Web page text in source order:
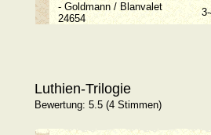
- Goldmann / Blanvalet
24654
Luthien-Trilogie
Bewertung: 5.5 (4 Stimmen)